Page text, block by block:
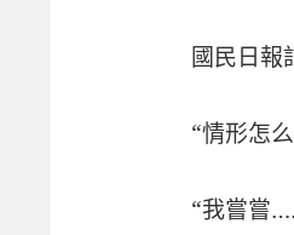
國民日報
“情形怎
“我嘗嘗